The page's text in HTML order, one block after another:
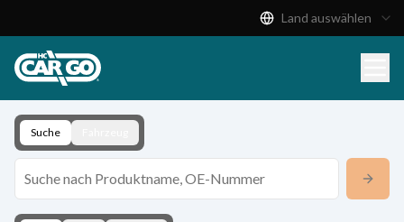
Download
Kontakt
Land auswählen
Suche